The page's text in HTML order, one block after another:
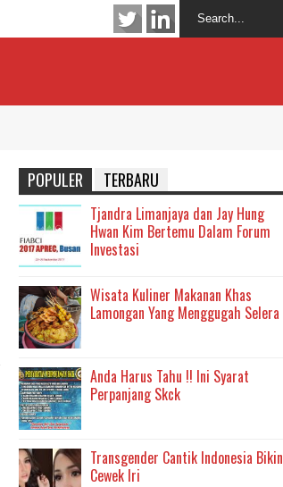
POPULER TERBARU
Tjandra Limanjaya dan Jay Hung
Hwan Kim Bertemu Dalam Forum
Investasi
Wisata Kuliner Makanan Khas
Lamongan Yang Menggugah Selera
Anda Harus Tahu !! Ini Syarat
Perpanjang Skck
Transgender Cantik Indonesia Bikin
Cewek Iri